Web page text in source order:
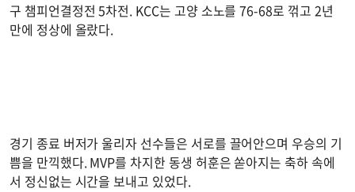
구 챔피언결정전 5차전. KCC는 고양 소노를 76-68로 꺾고 2년
만에 정상에 올랐다.
경기 종료 버저가 울리자 선수들은 서로를 끌어안으며 우승의 기
쁨을 만끽했다. MVP를 차지한 동생 허훈은 쏟아지는 축하 속에
서 정신없는 시간을 보내고 있었다.